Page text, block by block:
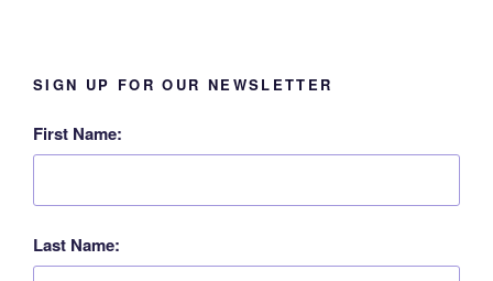
SIGN UP FOR OUR NEWSLETTER
First Name:
Last Name: